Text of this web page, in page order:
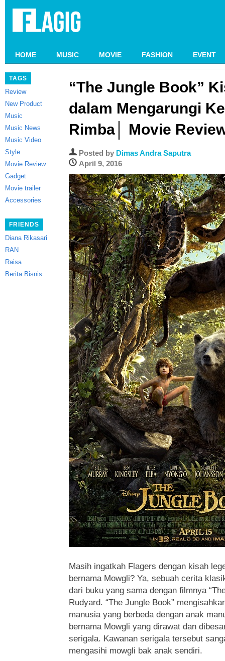
HOME MUSIC MOVIE FASHION EVENT
TAGS
Review
New Product
Music
Music News
Music Video
Style
Movie Review
Gadget
Movie trailer
Accessories
FRIENDS
Diana Rikasari
RAN
Raisa
Berita Bisnis
“The Jungle Book”
dalam Mengarungi
Rimba│ Movie
Posted by Dimas Andra Saputra
April 9, 2016
Masih ingatkah Flagers dengan kisah
bernama Mowgli? Ya, sebuah cerita
dari buku yang sama dengan filmnya
Rudyard. “The Jungle Book”
manusia yang berbeda dengan anak
bernama Mowgli yang dirawat dan
serigala. Kawanan serigala tersebut
mengasihi mowgli bak anak sendiri.